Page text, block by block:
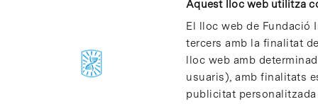
Aquest lloc web utilitza
El lloc web de Fundació
tercers amb la finalitat
lloc web amb
usuaris), amb finalitats
publicitat
C/Baldiri Reixac, 4-12 i 15